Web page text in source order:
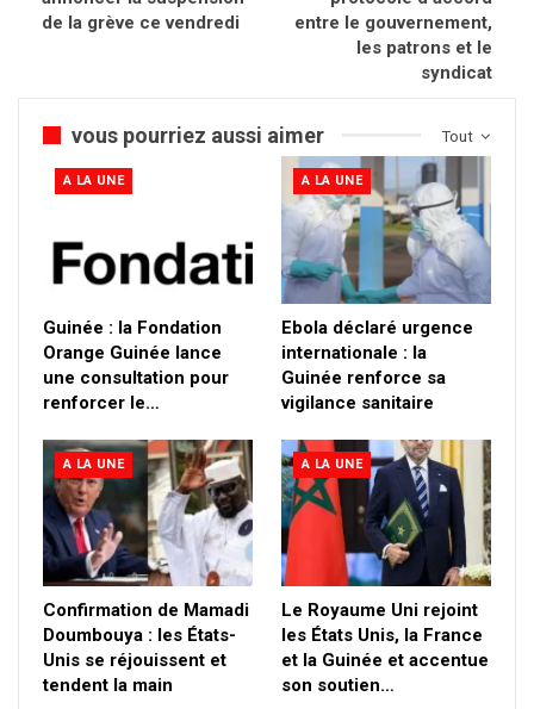
de la grève ce vendredi
entre le gouvernement,
les patrons et le
syndicat
Tout
vous pourriez aussi aimer
A LA UNE
Guinée : la Fondation
Orange Guinée lance
une consultation pour
renforcer le…
A LA UNE
Ebola déclaré urgence
internationale : la
Guinée renforce sa
vigilance sanitaire
A LA UNE
Confirmation de Mamadi
Doumbouya : les États-
Unis se réjouissent et
tendent la main
A LA UNE
Le Royaume Uni rejoint
les États Unis, la France
et la Guinée et accentue
son soutien…